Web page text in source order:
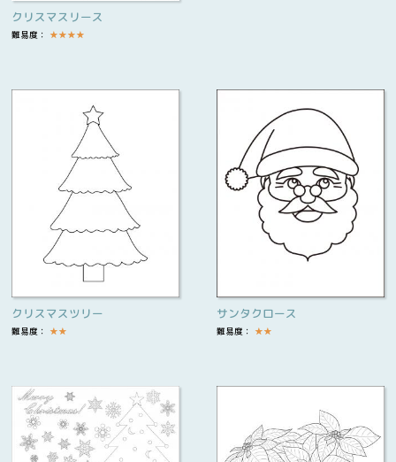
クリスマスリース
難易度： ★★★★
クリスマスツリー
難易度： ★★
サンタクロース
難易度： ★★